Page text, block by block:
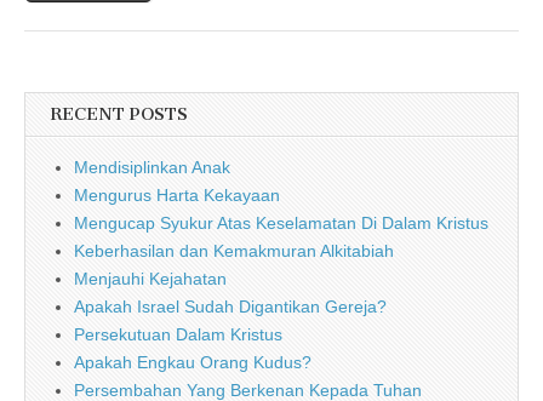
RECENT POSTS
Mendisiplinkan Anak
Mengurus Harta Kekayaan
Mengucap Syukur Atas Keselamatan Di Dalam Kristus
Keberhasilan dan Kemakmuran Alkitabiah
Menjauhi Kejahatan
Apakah Israel Sudah Digantikan Gereja?
Persekutuan Dalam Kristus
Apakah Engkau Orang Kudus?
Persembahan Yang Berkenan Kepada Tuhan